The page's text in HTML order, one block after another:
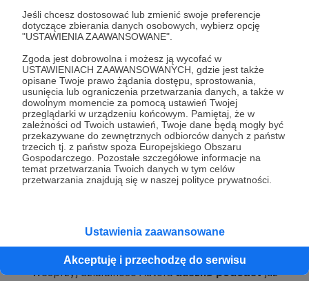
Jeśli chcesz dostosować lub zmienić swoje preferencje
dotyczące zbierania danych osobowych, wybierz opcję
"USTAWIENIA ZAAWANSOWANE".
Zgoda jest dobrowolna i możesz ją wycofać w
USTAWIENIACH ZAAWANSOWANYCH, gdzie jest także
opisane Twoje prawo żądania dostępu, sprostowania,
usunięcia lub ograniczenia przetwarzania danych, a także w
dowolnym momencie za pomocą ustawień Twojej
przeglądarki w urządzeniu końcowym. Pamiętaj, że w
zależności od Twoich ustawień, Twoje dane będą mogły być
przekazywane do zewnętrznych odbiorców danych z państw
trzecich tj. z państw spoza Europejskiego Obszaru
Gospodarczego. Pozostałe szczegółowe informacje na
temat przetwarzania Twoich danych w tym celów
przetwarzania znajdują się w naszej polityce prywatności.
Ustawienia zaawansowane
Akceptuję i przechodzę do serwisu
studiem Hand of Glory opowiadają o swojej sztuce, ale też
życiu naznaczonym poczuciem "inności", "odrębności".
dusznø dusznøpodcast podcast +4
Dołącz do grona Patronów!
Wesprzyj działalność Autoradusznø podcastjuż